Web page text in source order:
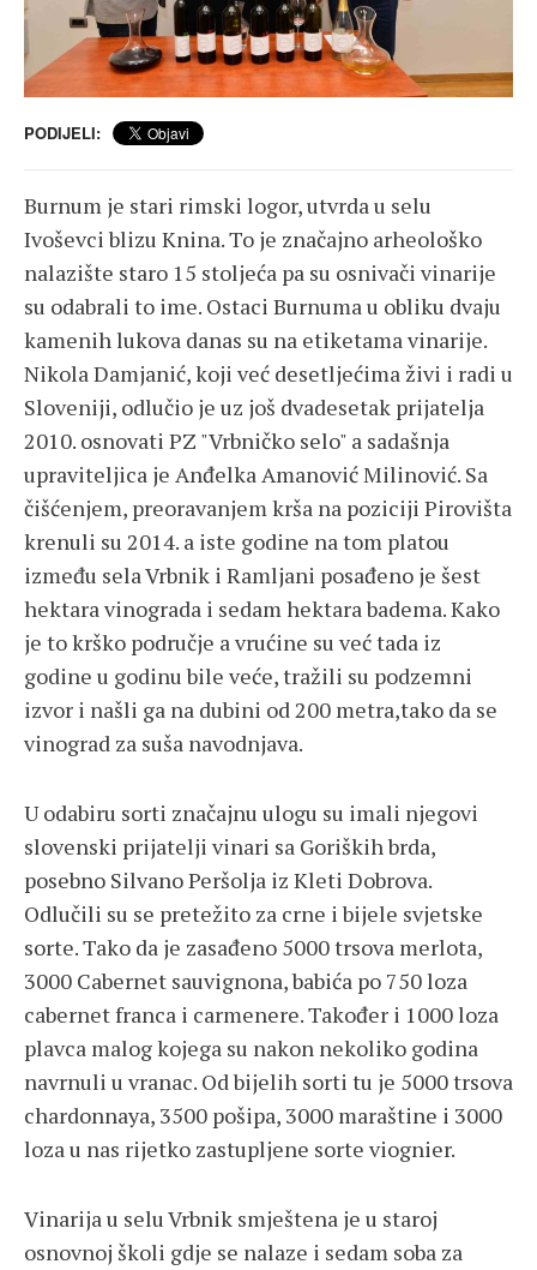
PODIJELI:
Burnum je stari rimski logor, utvrda u selu
Ivoševci blizu Knina. To je značajno arheološko
nalazište staro 15 stoljeća pa su osnivači vinarije
su odabrali to ime. Ostaci Burnuma u obliku dvaju
kamenih lukova danas su na etiketama vinarije.
Nikola Damjanić, koji već desetljećima živi i radi u
Sloveniji, odlučio je uz još dvadesetak prijatelja
2010. osnovati PZ "Vrbničko selo" a sadašnja
upraviteljica je Anđelka Amanović Milinović. Sa
čišćenjem, preoravanjem krša na poziciji Pirovišta
krenuli su 2014. a iste godine na tom platou
između sela Vrbnik i Ramljani posađeno je šest
hektara vinograda i sedam hektara badema. Kako
je to krško područje a vrućine su već tada iz
godine u godinu bile veće, tražili su podzemni
izvor i našli ga na dubini od 200 metra,tako da se
vinograd za suša navodnjava.
U odabiru sorti značajnu ulogu su imali njegovi
slovenski prijatelji vinari sa Goriških brda,
posebno Silvano Peršolja iz Kleti Dobrova.
Odlučili su se pretežito za crne i bijele svjetske
sorte. Tako da je zasađeno 5000 trsova merlota,
3000 Cabernet sauvignona, babića po 750 loza
cabernet franca i carmenere. Također i 1000 loza
plavca malog kojega su nakon nekoliko godina
navrnuli u vranac. Od bijelih sorti tu je 5000 trsova
chardonnaya, 3500 pošipa, 3000 maraštine i 3000
loza u nas rijetko zastupljene sorte viognier.
Vinarija u selu Vrbnik smještena je u staroj
osnovnoj školi gdje se nalaze i sedam soba za